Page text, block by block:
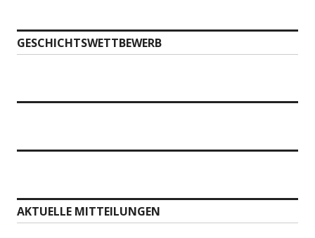
GESCHICHTSWETTBEWERB
AKTUELLE MITTEILUNGEN